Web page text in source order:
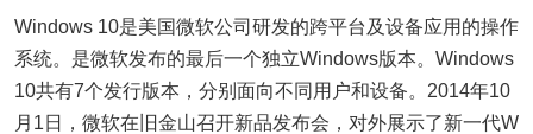
Windows 10是美国微软公司研发的跨平台及设备应用的操作
系统。是微软发布的最后一个独立Windows版本。Windows
10共有7个发行版本，分别面向不同用户和设备。2014年10
月1日，微软在旧金山召开新品发布会，对外展示了新一代W